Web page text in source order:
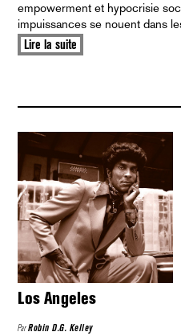
empowerment et hypocrisie
impuissances se nouent dans
Lire la suite
Los Angeles
ParRobin D.G. Kelley